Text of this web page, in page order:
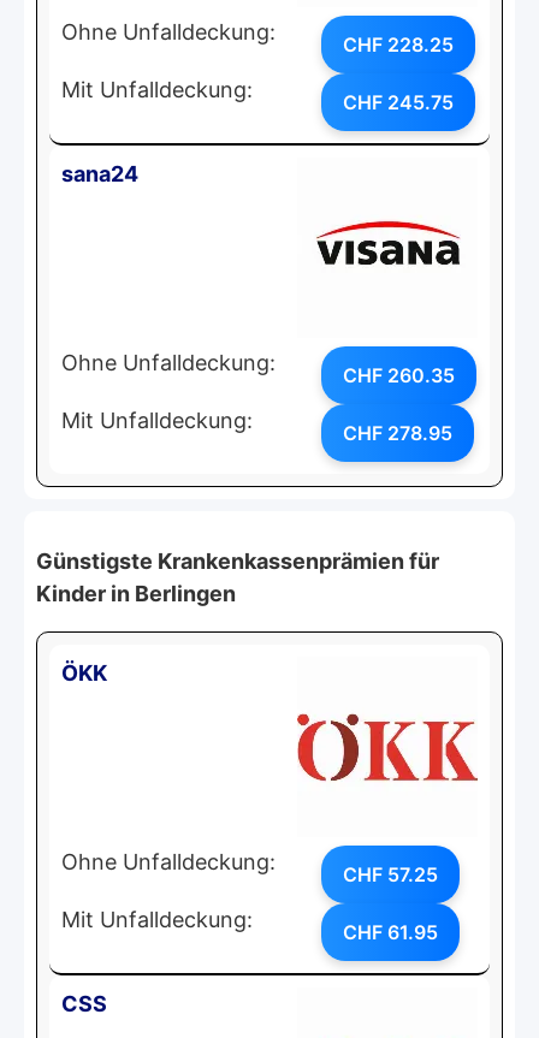
Ohne Unfalldeckung: CHF 228.25
Mit Unfalldeckung: CHF 245.75
sana24
Ohne Unfalldeckung: CHF 260.35
Mit Unfalldeckung: CHF 278.95
Günstigste Krankenkassenprämien für
Kinder in Berlingen
ÖKK
Ohne Unfalldeckung: CHF 57.25
Mit Unfalldeckung: CHF 61.95
CSS